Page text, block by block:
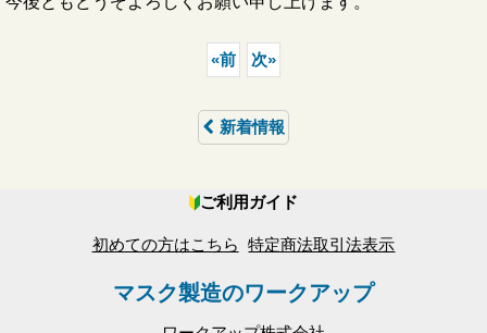
«前 次»
新着情報
ご利用ガイド
初めての方はこちら 特定商法取引法表示
マスク製造のワークアップ